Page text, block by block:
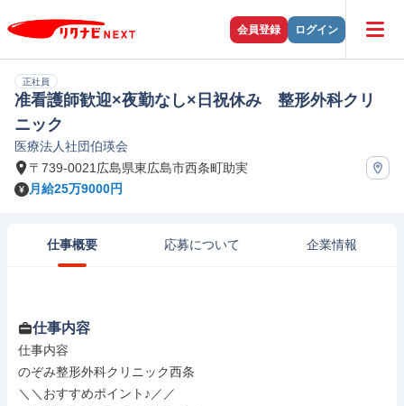
会員登録 ログイン
正社員
准看護師歓迎×夜勤なし×日祝休み 整形外科クリ
ニック
医療法人社団伯瑛会
〒739-0021広島県東広島市西条町助実
月給25万9000円
仕事概要 応募について 企業情報
仕事内容
仕事内容
のぞみ整形外科クリニック西条
＼＼おすすめポイント♪／／